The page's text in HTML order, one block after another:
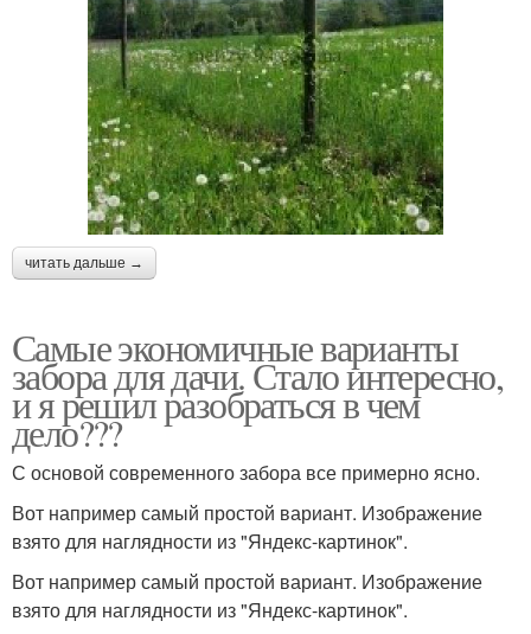
читать дальше →
Самые экономичные варианты
забора для дачи. Стало интересно,
и я решил разобраться в чем
дело???
С основой современного забора все примерно ясно.
Вот например самый простой вариант. Изображение
взято для наглядности из "Яндекс-картинок".
Вот например самый простой вариант. Изображение
взято для наглядности из "Яндекс-картинок".